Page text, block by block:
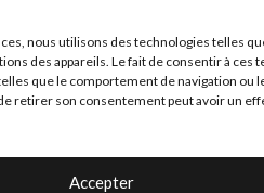
nous utilisons des technologies telles
des appareils. Le fait de consentir à ces
que le comportement de navigation ou
retirer son consentement peut avoir un
Accepter